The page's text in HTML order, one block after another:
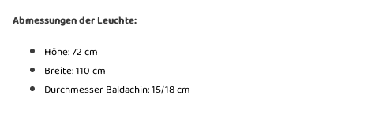
Abmessungen der Leuchte:
Höhe: 72 cm
Breite: 110 cm
Durchmesser Baldachin: 15/18 cm